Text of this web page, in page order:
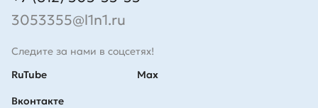
3053355@l1n1.ru
Следите за нами в соцсетях!
RuTube
Вконтакте
Max